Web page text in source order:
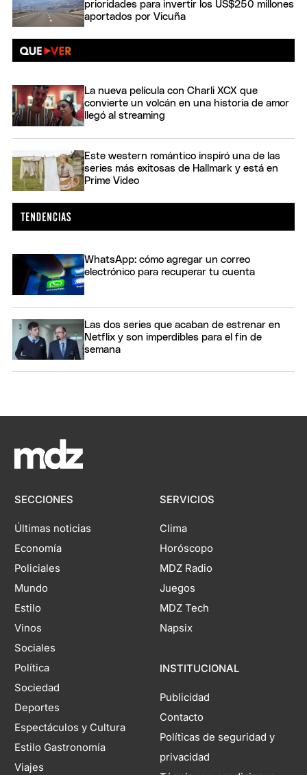
prioridades para invertir los US$250 millones
aportados por Vicuña
La nueva película con Charli XCX que
convierte un volcán en una historia de amor
llegó al streaming
Este western romántico inspiró una de las
series más exitosas de Hallmark y está en
Prime Video
WhatsApp: cómo agregar un correo
electrónico para recuperar tu cuenta
Las dos series que acaban de estrenar en
Netflix y son imperdibles para el fin de
semana
SECCIONES
Últimas noticias
Economía
Policiales
Mundo
Estilo
Vinos
Sociales
Política
Sociedad
Deportes
Espectáculos y Cultura
Estilo Gastronomía
Viajes
SERVICIOS
Clima
Horóscopo
MDZ Radio
Juegos
MDZ Tech
Napsix
INSTITUCIONAL
Publicidad
Contacto
Políticas de seguridad y
privacidad